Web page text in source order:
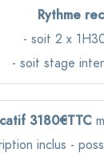
Rythme
- soit 2 x
- soit stage
3180€TTC
inclus -